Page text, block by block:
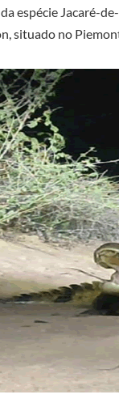
espécie Jacaré-
situado no